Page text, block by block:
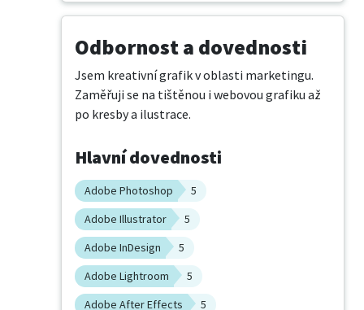
Odbornost a dovednosti
Jsem kreativní grafik v oblasti marketingu.
Zaměřuji se na tištěnou i webovou grafiku až
po kresby a ilustrace.
Hlavní dovednosti
Adobe Photoshop
5
Adobe Illustrator
5
Adobe InDesign
5
Adobe Lightroom
5
Adobe After Effects
5